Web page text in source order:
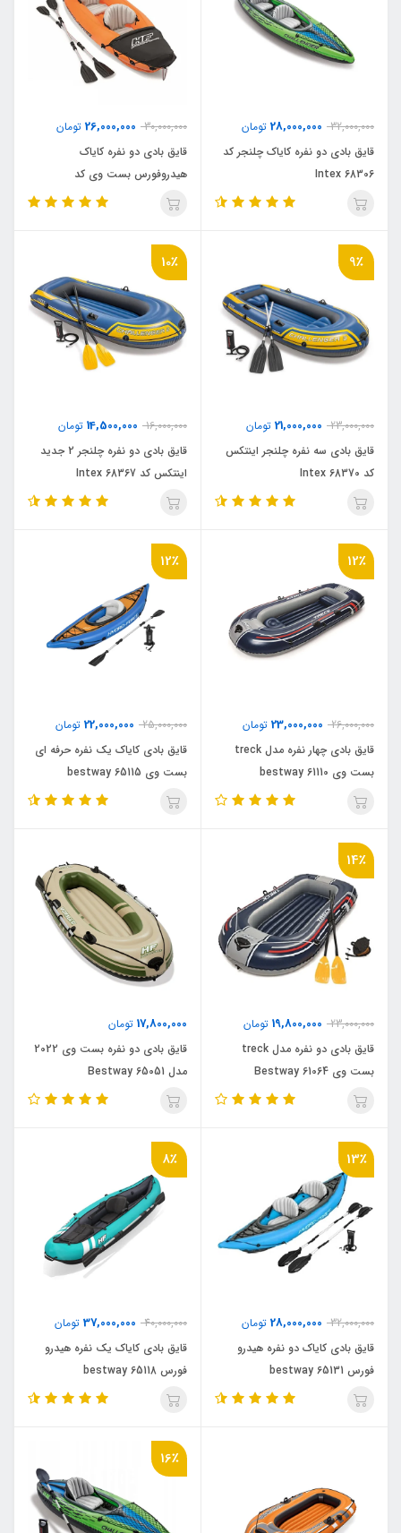
32,000,000
28,000,000 تومان
قایق بادی دو نفره کایاک چلنجر کد
Intex 68306
30,000,000
26,000,000 تومان
قایق بادی دو نفره کایاک
هیدروفورس بست وی کد
Bestway 65077
9٪
23,000,000
21,000,000 تومان
قایق بادی سه نفره چلنجر اینتکس
کد Intex 68370
10٪
16,000,000
14,500,000 تومان
قایق بادی دو نفره چلنجر 2 جدید
اینتکس کد Intex 68367
12٪
26,000,000
23,000,000 تومان
قایق بادی چهار نفره مدل treck
بست وی bestway 61110
12٪
25,000,000
22,000,000 تومان
قایق بادی کایاک یک نفره حرفه ای
بست وی bestway 65115
14٪
23,000,000
19,800,000 تومان
قایق بادی دو نفره مدل treck
بست وی Bestway 61064
17,800,000 تومان
قایق بادی دو نفره بست وی 2022
مدل Bestway 65051
13٪
32,000,000
28,000,000 تومان
قایق بادی کایاک دو نفره هیدرو
فورس bestway 65131
8٪
40,000,000
37,000,000 تومان
قایق بادی کایاک یک نفره هیدرو
فورس bestway 65118
16٪